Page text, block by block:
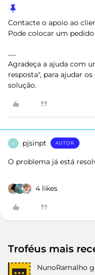
Contacte o apoio ao
Pode colocar um
Agradeça a ajuda com
resposta", para ajudar
solução.
P pjsinpt AUTOR
O problema já está
4 likes
Troféus mais
NunoRamalho